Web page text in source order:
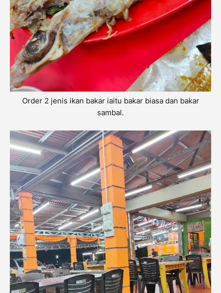
Order 2 jenis ikan bakar iaitu bakar biasa dan bakar
sambal.